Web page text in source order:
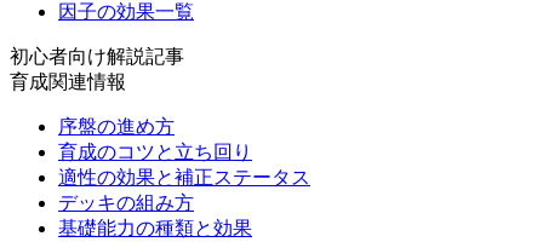
因子の効果一覧
初心者向け解説記事
育成関連情報
序盤の進め方
育成のコツと立ち回り
適性の効果と補正ステータス
デッキの組み方
基礎能力の種類と効果